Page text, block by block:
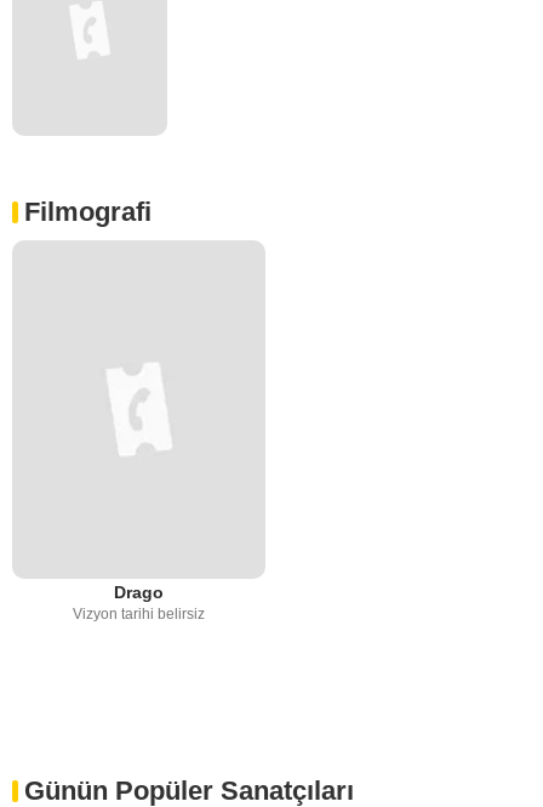
Filmografi
Drago
Vizyon tarihi belirsiz
Günün Popüler Sanatçıları